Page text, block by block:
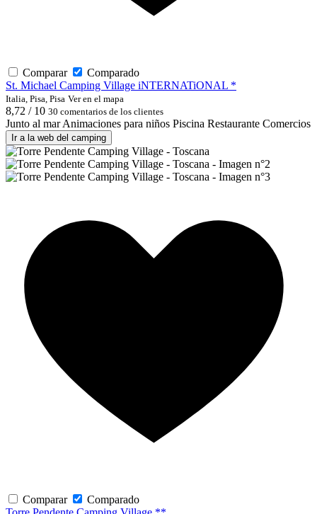
Comparar
Comparado
St. Michael Camping Village iNTERNATiONAL *
Italia, Pisa, Pisa Ver en el mapa
8,72 / 10 30 comentarios de los clientes
Junto al marAnimaciones para niños Piscina Restaurante Comercios
Ir a la web del camping
Comparar
Comparado